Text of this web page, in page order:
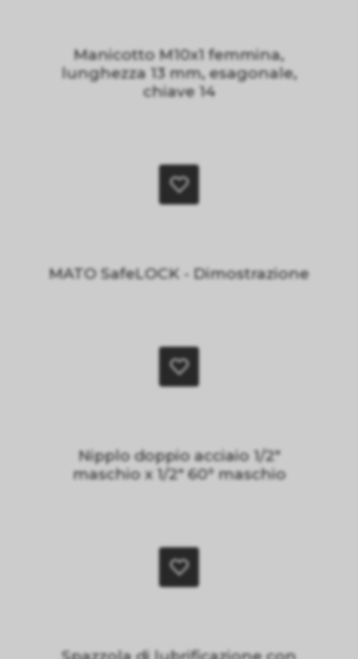
Manicotto M10x1 femmina,
lunghezza 13 mm, esagonale,
chiave 14
MATO SafeLOCK - Dimostrazione
Nipplo doppio acciaio 1/2"
maschio x 1/2" 60° maschio